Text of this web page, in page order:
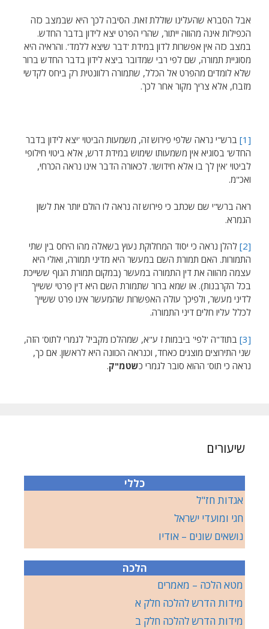
אבל הסברא שהעלינו שוללת זאת. הסיבה לכך היא שבמצב כזה
הכפילות אינה מהווה ייתור, שהרי הפרט יצא לידון בדבר החדש.
במצב כזה אין אפשרות לדון במידת 'דבר שיצא ללמד'. והראיה היא
מסוגיית תמורה, שם לפי רבי שמדובר ביצא לידון בדבר החדש ברור
שלא לומדים מהפרט אל הכלל, שתמורה רלוונטית רק ביחס לקדשי
מזבח, אלא צריך מקור אחר לכך.
[1]
ברש"י נראה שלפי פירוש זה, משמעות הביטוי 'יצא לידון בדבר
החדש' בסוגיא אין משמעותו שימוש במידת דרש, אלא ביטוי חילופי
לביטוי 'אין לך בו אלא חידושו'. לכאורה הדבר אינו נראה הכרחי,
ואכ"מ.
ראה ברש"י שם שכתב כי פירוש זה נראה לו הולם יותר את לשון
הגמרא.
[2]
להלן נראה כי יסוד המחלוקת נעוץ בשאלה מהו היחס בין שתי
התמורות. האם תמורת השם במעשר היא מדיני תמורה, ואולי היא
עצמה מהווה את דין התמורה במעשר (במקום תמורת הגוף ששייכת
בכל הקרבנות). או שמא ברור שתמורת השם היא דין פרטי ששייך
לדיני מעשר, ולפיכך עולה האפשרות שהמעשר אינו פרט ששייך
לכלל עליו חלים דיני התמורה.
[3]
בתוד"ה 'לפי' ביבמות ז ע"א, שמהלכו מקביל לגמרי לתוס' הזה,
שני התירוצים מוצגים כאחד, וכנראה הכוונה היא לראשון. אם כך,
נראה כי תוס' ההוא סובר לגמרי כשטמ"ק.
שיעורים
כללי
אגדות חז"ל
חגי ומועדי ישראל
נושאים שונים – אודיו
הלכה
מטא הלכה – מאמרים
מידות הדרש להלכה חלק א
מידות הדרש להלכה חלק ב